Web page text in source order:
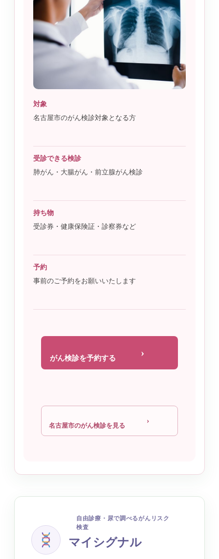
対象
名古屋市のがん検診対象となる方
受診できる検診
肺がん・大腸がん・前立腺がん検診
持ち物
受診券・健康保険証・診察券など
予約
事前のご予約をお願いいたします
がん検診を予約する ›
名古屋市のがん検診を見る
›
自由診療・尿で調べるがんリスク
検査
マイシグナル